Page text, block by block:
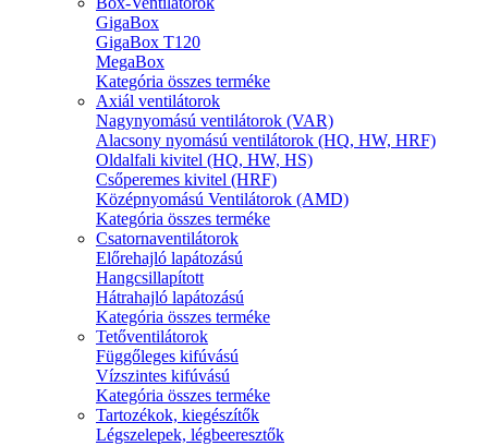
GigaBox
GigaBox T120
MegaBox
Kategória összes terméke
Axiál ventilátorok
Nagynyomású ventilátorok (VAR)
Alacsony nyomású ventilátorok (HQ, HW, HRF)
Oldalfali kivitel (HQ, HW, HS)
Csőperemes kivitel (HRF)
Középnyomású Ventilátorok (AMD)
Kategória összes terméke
Csatornaventilátorok
Előrehajló lapátozású
Hangcsillapított
Hátrahajló lapátozású
Kategória összes terméke
Tetőventilátorok
Függőleges kifúvású
Vízszintes kifúvású
Kategória összes terméke
Tartozékok, kiegészítők
Légszelepek, légbeeresztők